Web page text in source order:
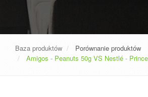
Baza produktów
Porównanie produktów
Amigos - Peanuts 50g VS Nestlé -